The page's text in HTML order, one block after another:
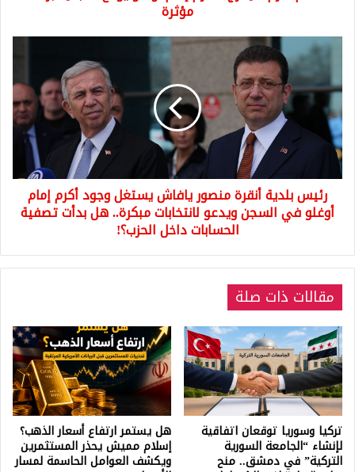
مؤثرة
رئيس
بلدية
أنقرة
منصور
يافاش
يستغل
وجود
أكرم
إمام
أوغلو
في
السجن
لانتخابات
هل
بدأت
تصفية
الحسابات
داخل
الحزب؟!
رئيس بلدية أنقرة منصور يافاش يستغل وجود أكرم إمام
أوغلو في السجن ويدعو لانتخابات مبكرة.. هل بدأت تصفية
الحسابات داخل الحزب؟!
مقالات ذات صلة
تركيا وسوريا توقعان اتفاقية
لإنشاء “الجامعة السورية
التركية” في دمشق.. منح
هل يستمر ارتفاع أسعار الذهب؟
إسلام مميش يحذر المستثمرين
ويكشف العوامل الحاسمة لمسار